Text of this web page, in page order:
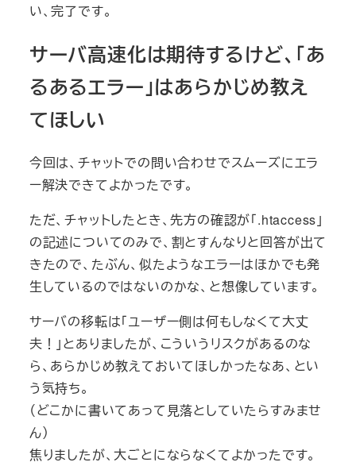
い、完了です。
サーバ高速化は期待するけど、「あ
るあるエラー」はあらかじめ教え
てほしい
今回は、チャットでの問い合わせでスムーズにエラ
ー解決できてよかったです。
ただ、チャットしたとき、先方の確認が「.htaccess」
の記述についてのみで、割とすんなりと回答が出て
きたので、たぶん、似たようなエラーはほかでも発
生しているのではないのかな、と想像しています。
サーバの移転は「ユーザー側は何もしなくて大丈
夫！」とありましたが、こういうリスクがあるのな
ら、あらかじめ教えておいてほしかったなあ、とい
う気持ち。
（どこかに書いてあって見落としていたらすみませ
ん）
焦りましたが、大ごとにならなくてよかったです。